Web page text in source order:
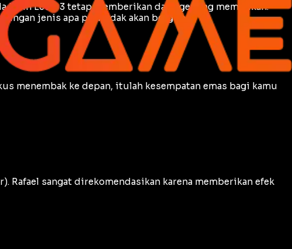
helm Level 3 tetap memberikan damageyang mematikan.
jenis apa pun tidak akan berguna.
menembak ke depan, itulah kesempatan emas bagi kamu
Rafael sangat direkomendasikan karena memberikan efek